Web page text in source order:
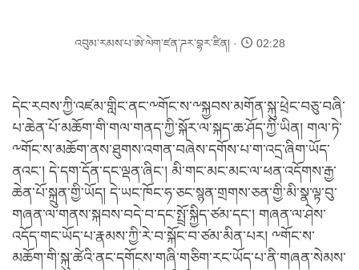
འབུམ་རམས་པ་ཨེ་ལེག་ཛན་ཌར་བྷར་ཛིན། 02:28
དེང་རབས་ཀྱི་འཛམ་གླིང་ནང་༸གོང་ས་༸སྐྱབས་མགོན་སྐུ་ཕྲེང་བཅུ་བཞི་
པ་ཆེན་པོ་མཆོག་གི་གལ་གནད་ཀྱི་སྐོར་ལ་སྐད་ཆ་ཤོད་ཀྱི་ཡིན། གལ་ཏེ་
༸གོང་ས་མཆོག་ནས་ཐུགས་འགན་བཞེས་དགོས་པ་ག་འདྲ་ཞིག་ཡོད་
ནའང་། དེ་དག་དོན་དང་ལྡན་ཞིང་། མི་གང་མང་མང་ལ་ཕན་འདོགས་རྒྱ་
ཆེན་པོ་སྐྲུན་གྱི་ཡོད། དེ་ཡང་ཁོང་ཧ་ཅང་སྙན་གྲགས་ཅན་གྱི་མི་སྣ་ལྟ་བུ་
གཞན་ལ་གནས་སྐབས་བདེ་བ་དང་སྤྲོ་སྐྱིད་ཙམ་དང་། གཞན་ལ་ཤེས་
འདོད་གང་ཡོད་པ་རྣམས་ཀྱི་རེ་བ་སྐོང་བ་ཙམ་མིན་པར། ༸གོང་ས་
མཆོག་གི་སྐུ་ཚེའི་ནང་དགོངས་གཞི་གཅིག་རང་ཡོད་པ་ནི་གཞན་སེམས་